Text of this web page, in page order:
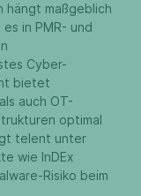
hängt maßgeblich
in PMR- und
Cyber-
bietet
auch OT-
optimal
telent unter
wie InDEx
Risiko beim